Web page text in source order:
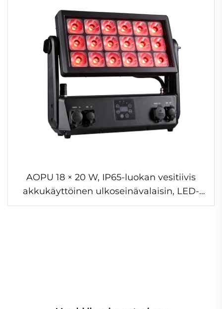
AOPU 18 × 20 W, IP65-luokan vesitiivis
akkukäyttöinen ulkoseinävalaisin, LED-
seinävalaisin, DMX-ohjattava LED-